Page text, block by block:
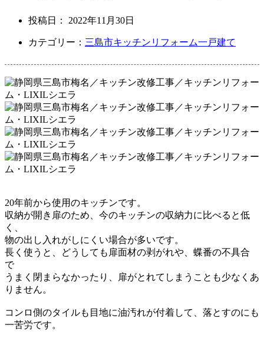
投稿日： 2022年11月30日
カテゴリー： 三島市キッチンリフォーム一戸建て
20年前から使用のキッチンです。
収納が開き扉のため、今のキッチンの収納力に比べると低
く、
物の出し入れがしにくい場合が多いです。
長く使うと、どうしても扉面材の剥がれや、蝶番の不具合
で
うまく 閉まらなかったり
、扉がとれてしまうことも少なくあ
りません。
コンロ側のタイルも目地に油汚れが付着して、落とすのにも
一苦労です。